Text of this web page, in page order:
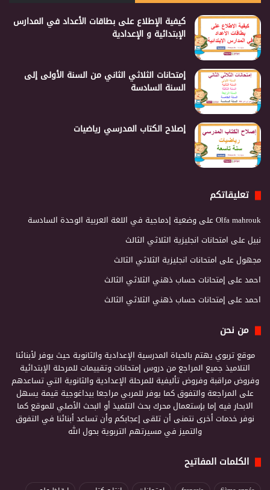
كيفية الإطلاع على بطاقات الأعداد في المدارس
الإبتدائية و الإعدادية
إمتحانات الثلاثي الثاني من السنة الأولى إلى
السنة السادسة
إصلاح الكتاب المدرسي رياضيات
تعليقاتكم
Olfa mahroukعلى وضعية إدماجية في اللغة العربية الوحدة السادسة
نبيلعلى امتحانات انجليزية الثلاثي الثالث
مجهولعلى امتحانات انجليزية الثلاثي الثالث
احمدعلى إمتحانات حساب ذهني الثلاثي الثالث
احمدعلى إمتحانات حساب ذهني الثلاثي الثالث
من نحن
موقع تربوي يهتم بالحياة المدرسية الإعدادية والثانوية حيث يوفر لأبنائنا
التلاميذ جميع المراجع من دروس إمتحانات وتقييمات للمرحلة الإبتدائية
وفروض مراقبة وفروض تأليفية للمرحلة الإعدادية والثانوية التي تساعدهم
على المراجعة والتفوق كما يوفر للمربي مراجعا بيداغوجية قيمة يسهل
الابحار فيه إما بإستعمال محرك بحث التلميذ أو البحث الأصلي للموقع كما
نوفر خدمات أخرى نتمنى أن تلقى إعجابكم وأن تساعد أبنائنا في التفوق
والتميز في مسيرتهم التربوية بحول الله
الكلمات المفاتيح